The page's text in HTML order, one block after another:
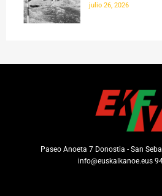
julio 26, 2026
Paseo Anoeta 7 Donostia - San
info@euskalkanoe.eus